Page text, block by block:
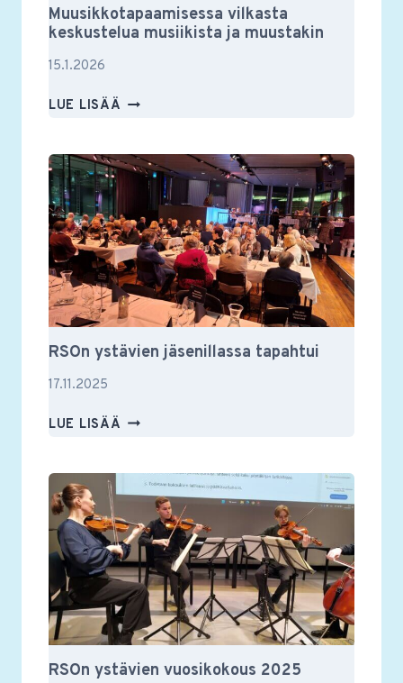
Muusikkotapaamisessa vilkasta
keskustelua musiikista ja muustakin
15.1.2026
LUE LISÄÄ MUUSIKKOTAPAAMISESSA
MUSIIKISTA
MUUSTAKIN
RSOn ystävien jäsenillassa tapahtui
17.11.2025
LUE LISÄÄ RSON
TAPAHTUI
RSOn ystävien vuosikokous 2025